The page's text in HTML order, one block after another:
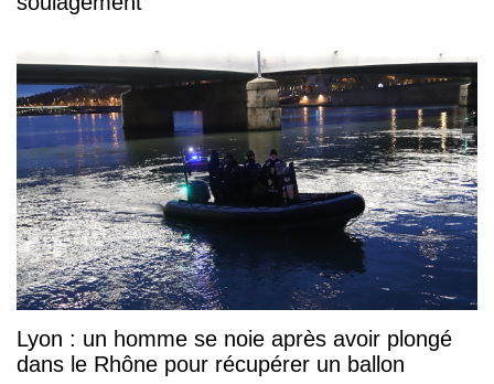
Lyon : un homme se noie après avoir plongé
dans le Rhône pour récupérer un ballon